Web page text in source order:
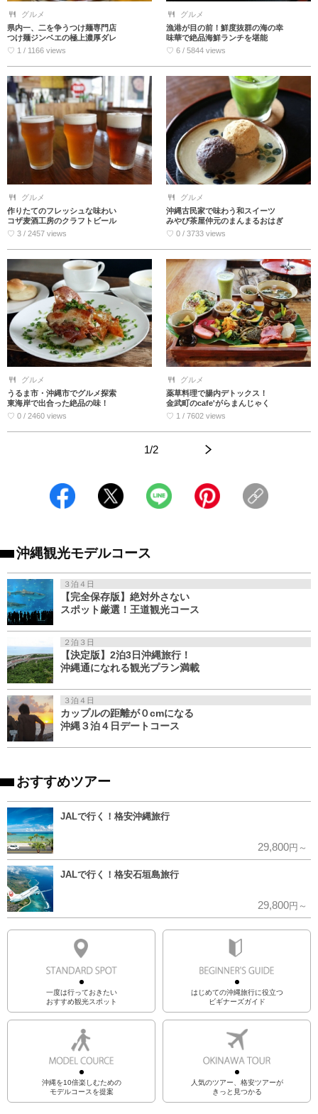
グルメ
県内一、二を争うつけ麺専門店
つけ麺ジンベエの極上濃厚ダレ
♡ 1 / 1166 views
グルメ
漁港が目の前！鮮度抜群の海の幸
味華で絶品海鮮ランチを堪能
♡ 6 / 5844 views
グルメ
作りたてのフレッシュな味わい
コザ麦酒工房のクラフトビール
♡ 3 / 2457 views
グルメ
沖縄古民家で味わう和スイーツ
みやび茶屋仲元のまんまるおはぎ
♡ 0 / 3733 views
グルメ
うるま市・沖縄市でグルメ探索
東海岸で出合った絶品の味！
♡ 0 / 2460 views
グルメ
薬草料理で腸内デトックス！
金武町のcafe'がらまんじゃく
♡ 1 / 7602 views
1/2
沖縄観光モデルコース
３泊４日
【完全保存版】絶対外さない
スポット厳選！王道観光コース
２泊３日
【決定版】2泊3日沖縄旅行！
沖縄通になれる観光プラン満載
３泊４日
カップルの距離が０cmになる
沖縄３泊４日デートコース
おすすめツアー
JALで行く！格安沖縄旅行
29,800円～
JALで行く！格安石垣島旅行
29,800円～
一度は行っておきたい
おすすめ観光スポット
はじめての沖縄旅行に役立つ
ビギナーズガイド
沖縄を10倍楽しむための
モデルコースを提案
人気のツアー、格安ツアーが
きっと見つかる